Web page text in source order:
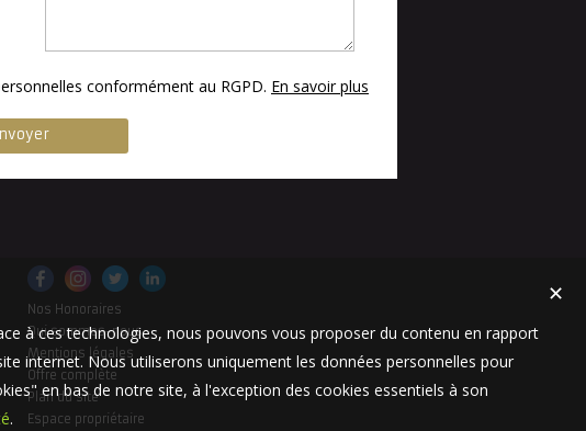
conformément au RGPD. En savoir plus
Nos Honoraires
Qui sommes-nous
Mentions légales
Offre complète
Plan du site
Espace propriétaire
✕
à ces technologies, nous pouvons vous proposer du contenu en rapport
internet. Nous utiliserons uniquement les données personnelles pour
en bas de notre site, à l'exception des cookies essentiels à son
.